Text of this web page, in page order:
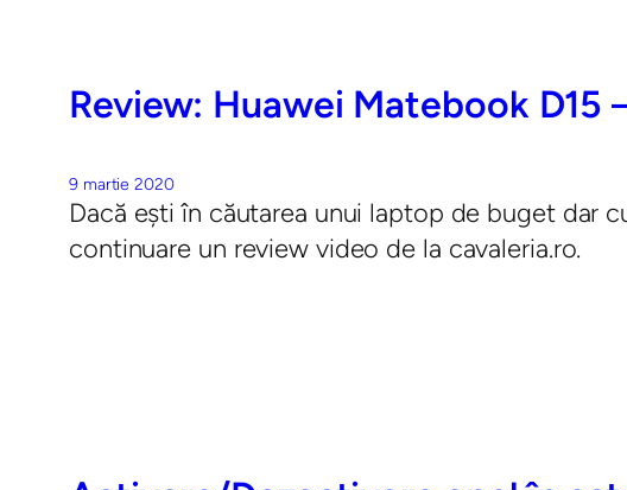
Review: Huawei Matebook
9 martie 2020
Dacă ești în căutarea unui laptop de buget dar
continuare un review video de la cavaleria.ro.